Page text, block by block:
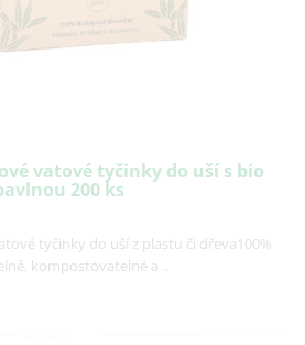
vatové tyčinky do uší s bio
200 ks
tyčinky do uší z plastu či dřeva100%
kompostovatelné a ..